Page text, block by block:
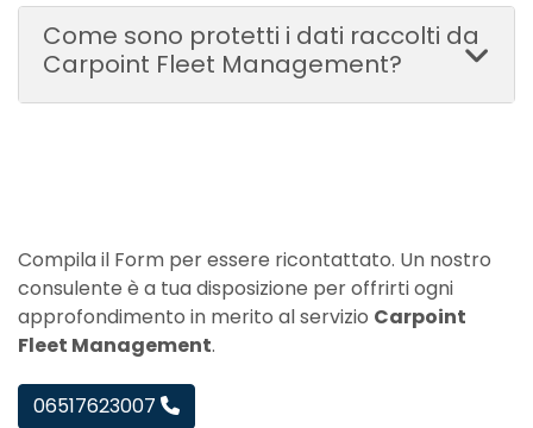
Come sono protetti i dati raccolti da
Carpoint Fleet Management?
Compila il Form per essere ricontattato. Un nostro
consulente è a tua disposizione per offrirti ogni
approfondimento in merito al servizio Carpoint
Fleet Management.
06517623007